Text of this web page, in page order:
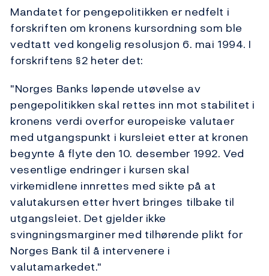
Mandatet for pengepolitikken er nedfelt i
forskriften om kronens kursordning som ble
vedtatt ved kongelig resolusjon 6. mai 1994. I
forskriftens §2 heter det:
"Norges Banks løpende utøvelse av
pengepolitikken skal rettes inn mot stabilitet i
kronens verdi overfor europeiske valutaer
med utgangspunkt i kursleiet etter at kronen
begynte å flyte den 10. desember 1992. Ved
vesentlige endringer i kursen skal
virkemidlene innrettes med sikte på at
valutakursen etter hvert bringes tilbake til
utgangsleiet. Det gjelder ikke
svingningsmarginer med tilhørende plikt for
Norges Bank til å intervenere i
valutamarkedet."